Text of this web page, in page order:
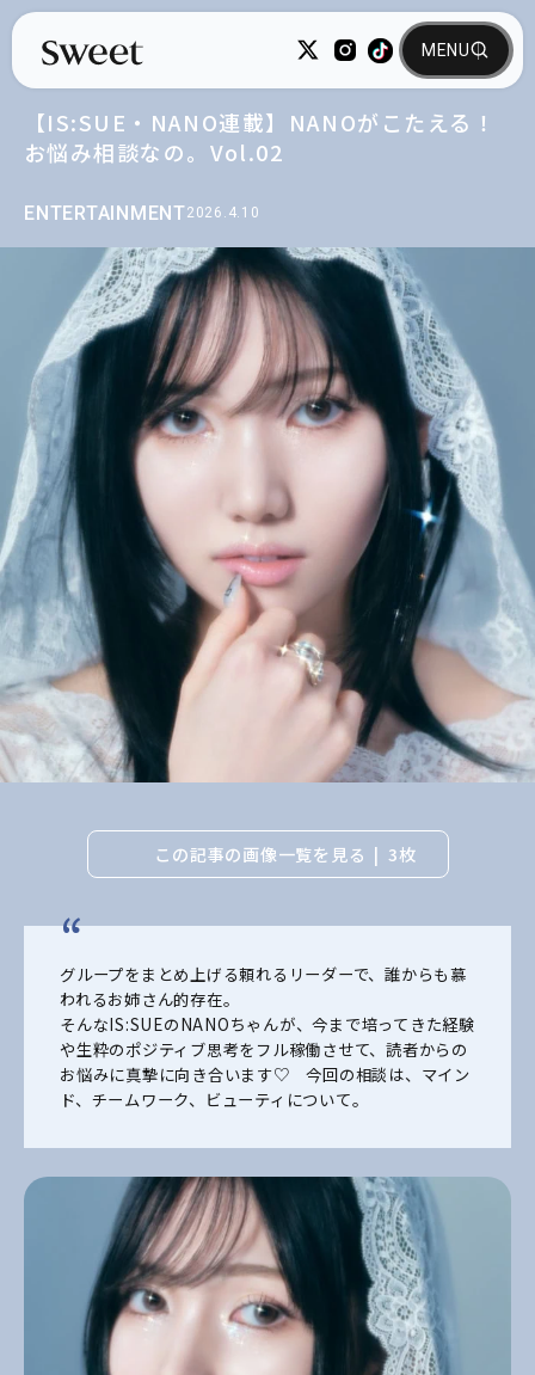
ENTERTAINMENT2026.4.10
【IS:SUE・NANO連載】NANOがこたえる！
お悩み相談なの。Vol.02
この記事の画像一覧を見る 3枚
グループをまとめ上げる頼れるリーダーで、誰からも慕
われるお姉さん的存在。
そんなIS:SUEのNANOちゃんが、今まで培ってきた経験
や生粋のポジティブ思考をフル稼働させて、読者からの
お悩みに真摯に向き合います♡ 今回の相談は、マイン
ド、チームワーク、ビューティについて。